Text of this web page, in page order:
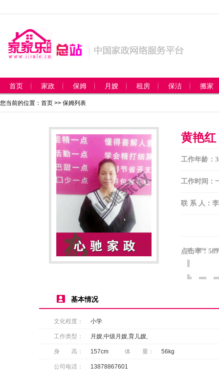
首页 家政 保姆 月嫂 租房 保洁 搬家
您当前的位置：首页 >> 保姆列表
黄艳红
工作年龄：
工作时间：
联 系 人：
点击率： 589
基本情况
文化程度： 小学
工作类型： 月嫂,中级月嫂,育儿嫂,
身 高： 157cm 体 重： 56kg
公司电话： 13878867601